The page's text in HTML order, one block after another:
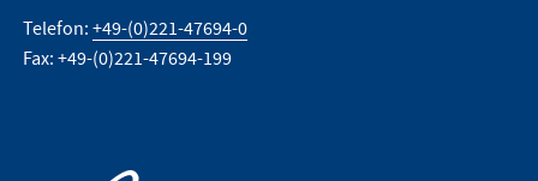
Telefon:+49-(0)221-47694-0
Fax: +49-(0)221-47694-199